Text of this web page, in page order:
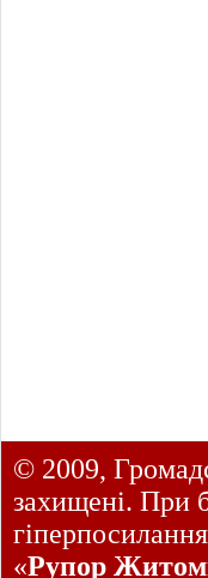
© 2009,
захищені. При
«Рупор